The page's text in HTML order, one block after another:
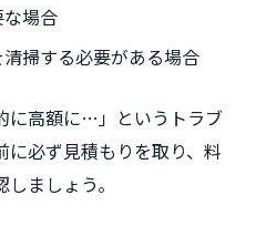
場合
掃する必要がある場合
に高額に…」というトラブ
必ず見積もりを取り、料
ましょう。